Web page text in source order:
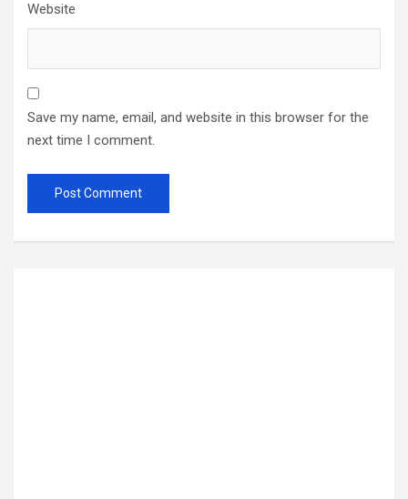
Website
Save my name, email, and website in this browser for the
next time I comment.